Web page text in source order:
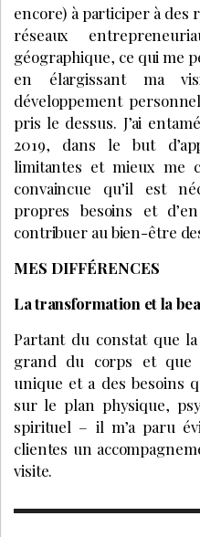
encore) à participer à
réseaux
géographique, ce qui me
en élargissant ma
développement
pris le dessus. J’ai
2019, dans le but
limitantes et mieux me
convaincue qu’il est
propres besoins et
contribuer au bien-être
MES DIFFÉRENCES
La transformation et la
Partant du constat que
grand du corps et que
unique et a des besoins
sur le plan physique,
spirituel – il m’a paru
clientes un
visite.